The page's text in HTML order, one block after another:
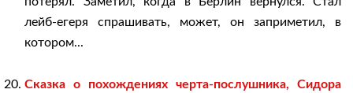
лейб-егеря спрашивать, может, он заприметил, в
котором...
Сказка о похождениях черта-послушника, Сидора